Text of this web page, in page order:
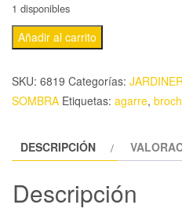
1 disponibles
Añadir al carrito
SKU: 6819 Categorías:
SOMBRA Etiquetas: agarre,
DESCRIPCIÓN
Descripción